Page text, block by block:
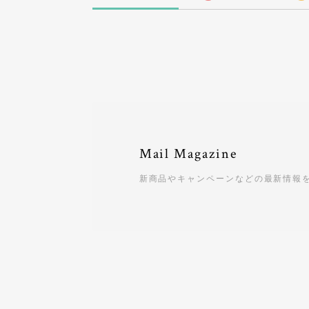
Mail Magazine
新商品やキャンペーンなどの最新情報